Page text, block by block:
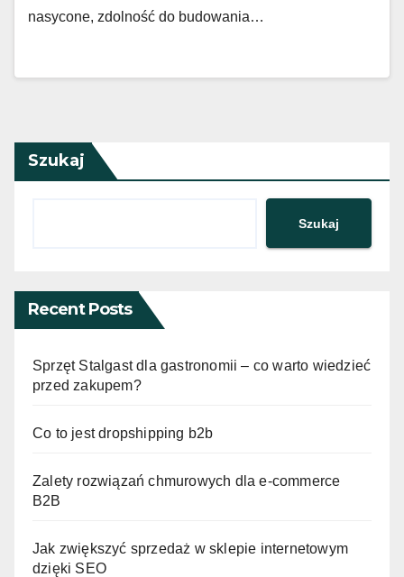
nasycone, zdolność do budowania…
Szukaj
Szukaj
Recent Posts
Sprzęt Stalgast dla gastronomii – co warto wiedzieć
przed zakupem?
Co to jest dropshipping b2b
Zalety rozwiązań chmurowych dla e-commerce
B2B
Jak zwiększyć sprzedaż w sklepie internetowym
dzięki SEO